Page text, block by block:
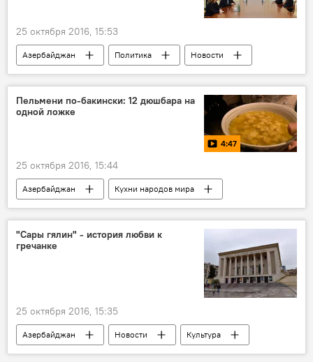
25 октября 2016, 15:53
Азербайджан Политика
Новости
ЕС
Герберт Зальбер
Визит
Пельмени по-бакински: 12 дюшбара на
одной ложке
4:47
25 октября 2016, 15:44
Азербайджан
Кухни народов мира
МУЛЬТИМЕДИА
Видео ЖИЗНЬ
"Сары гялин" - история любви к
гречанке
25 октября 2016, 15:35
Азербайджан Новости
Культура
ЖИЗНЬ
Баку